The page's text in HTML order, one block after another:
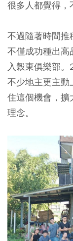
很多人都覺得，
不過隨著時間推
不僅成功種出高
入穀東俱樂部。
不少地主更主動
住這個機會，擴
理念。